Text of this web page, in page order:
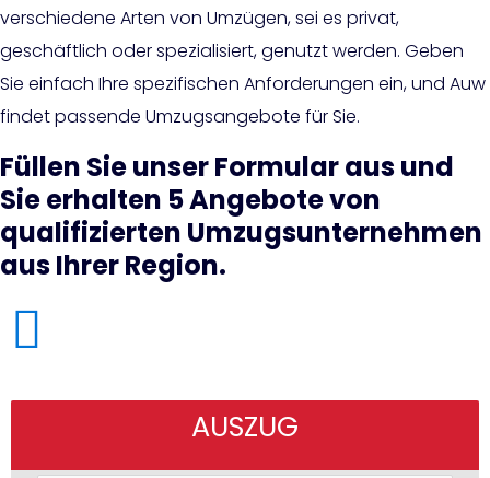
verschiedene Arten von Umzügen, sei es privat,
geschäftlich oder spezialisiert, genutzt werden. Geben
Sie einfach Ihre spezifischen Anforderungen ein, und Auw
findet passende Umzugsangebote für Sie.
Füllen Sie unser Formular aus und
Sie erhalten 5 Angebote von
qualifizierten Umzugsunternehmen
aus Ihrer Region.
AUSZUG